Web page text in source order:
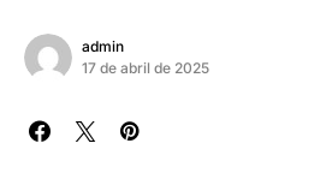
admin
17 de abril de 2025